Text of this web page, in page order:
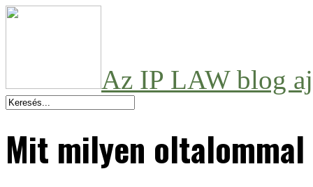
Az IP LAW blog
Mit milyen